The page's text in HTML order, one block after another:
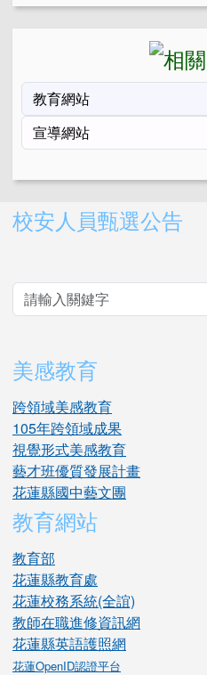
右邊區域內容
校安人員甄選公告
美感教育
跨領域美感教育
105年跨領域成果
視覺形式美感教育
藝才班優質發展計畫
花蓮縣國中藝文團
教育網站
教育部
花蓮縣教育處
花蓮校務系統(全誼)
教師在職進修資訊網
花蓮縣英語護照網
花蓮OpenID認證平台